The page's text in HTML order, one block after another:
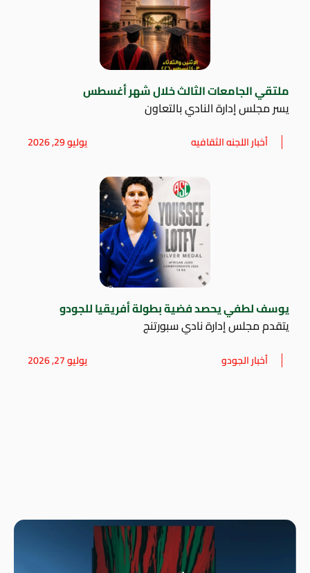
ملتقي الجامعات الثالث خلال شهر أغسطس
يسر مجلس إدارة النادي بالتعاون
أخبار اللجنه الثقافيه يوليو 29, 2026
يوسف لطفي يحصد فضية بطولة أفريقيا للجودو
يتقدم مجلس إدارة نادي سبورتنج
أخبار الجودو يوليو 27, 2026